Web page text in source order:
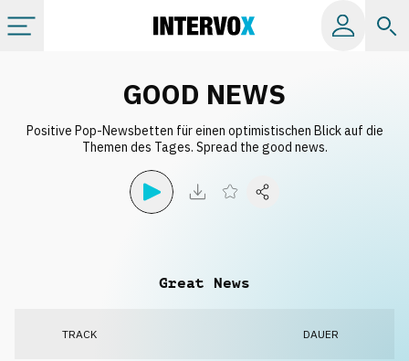
Alle Alben
GOOD NEWS
Positive Pop-Newsbetten für einen optimistischen Blick auf die
Themen des Tages. Spread the good news.
Great News
TRACK DAUER